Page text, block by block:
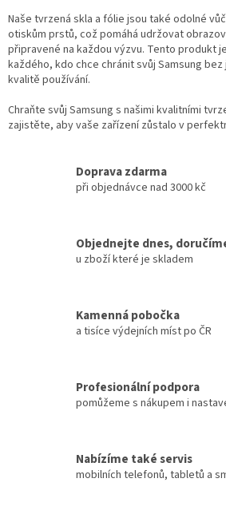
u
Naše tvrzená skla a fólie jsou také odolné
otiskům prstů, což pomáhá udržovat
připravené na každou výzvu. Tento produkt
každého, kdo chce chránit svůj Samsung
kvalitě používání.
Chraňte svůj Samsung s našimi kvalitními
zajistěte, aby vaše zařízení zůstalo v
Doprava zdarma
při objednávce nad 3000 kč
Objednejte dnes,
u zboží které je skladem
Kamenná pobočka
a tisíce výdejních míst po ČR
Profesionální podpora
pomůžeme s nákupem i
Nabízíme také servis
mobilních telefonů, tabletů a